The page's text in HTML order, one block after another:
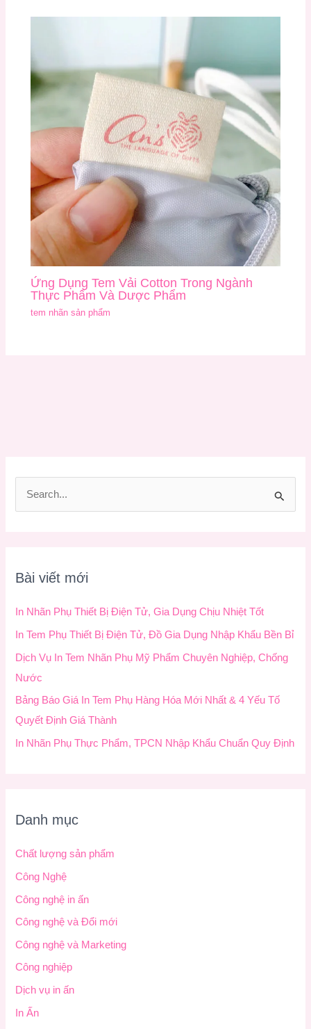
m
:
Bài viết mới
In Nhãn Phụ Thiết Bị Điện Tử, Gia Dụng Chịu Nhiệt Tốt
In Tem Phụ Thiết Bị Điện Tử, Đồ Gia Dụng Nhập Khẩu Bền Bỉ
Dịch Vụ In Tem Nhãn Phụ Mỹ Phẩm Chuyên Nghiệp, Chống
Nước
Bảng Báo Giá In Tem Phụ Hàng Hóa Mới Nhất & 4 Yếu Tố
Quyết Định Giá Thành
In Nhãn Phụ Thực Phẩm, TPCN Nhập Khẩu Chuẩn Quy Định
Danh mục
Chất lượng sản phẩm
Công Nghệ
Công nghệ in ấn
Công nghệ và Đổi mới
Công nghệ và Marketing
Công nghiệp
Dịch vụ in ấn
In Ấn
Ứng Dụng Tem Vải Cotton Trong Ngành
Thực Phẩm Và Dược Phẩm
tem nhãn sản phẩm